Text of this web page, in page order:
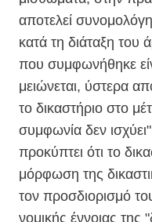
αποτελεί
κατά τη διάταξη
που συμφωνήθηκε
μειώνεται, ύστερα
το δικαστήριο στο
συμφωνία δεν
προκύπτει ότι το
μόρφωση της
τον προσδιορισμό
νομικής έννοιας